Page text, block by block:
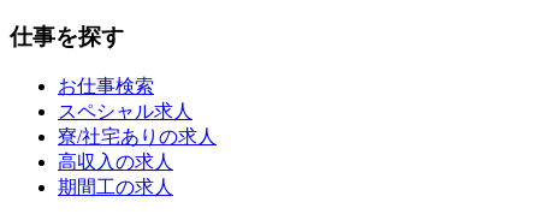
仕事を探す
お仕事検索
スペシャル求人
寮/社宅ありの求人
高収入の求人
期間工の求人